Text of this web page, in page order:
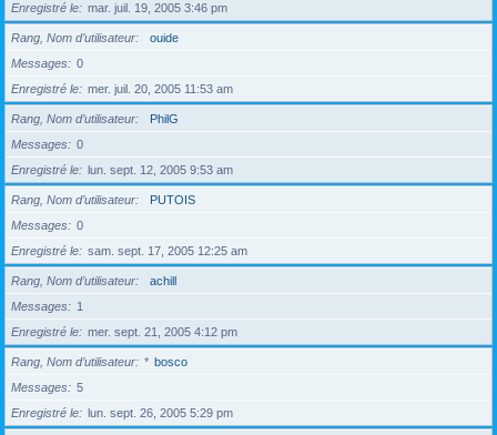
Enregistré le
mar. juil. 19, 2005 3:46 pm
Rang, Nom d’utilisateur
ouide
Messages
0
Enregistré le
mer. juil. 20, 2005 11:53 am
Rang, Nom d’utilisateur
PhilG
Messages
0
Enregistré le
lun. sept. 12, 2005 9:53 am
Rang, Nom d’utilisateur
PUTOIS
Messages
0
Enregistré le
sam. sept. 17, 2005 12:25 am
Rang, Nom d’utilisateur
achill
Messages
1
Enregistré le
mer. sept. 21, 2005 4:12 pm
Rang, Nom d’utilisateur * bosco
Messages
5
Enregistré le
lun. sept. 26, 2005 5:29 pm